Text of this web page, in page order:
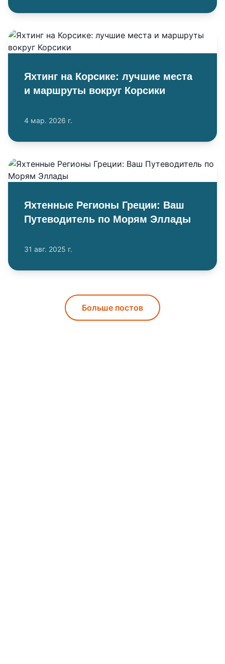
Яхтинг на Корсике: лучшие места
и маршруты вокруг Корсики
4 мар. 2026 г.
Яхтенные Регионы Греции: Ваш
Путеводитель по Морям Эллады
31 авг. 2025 г.
Больше постов